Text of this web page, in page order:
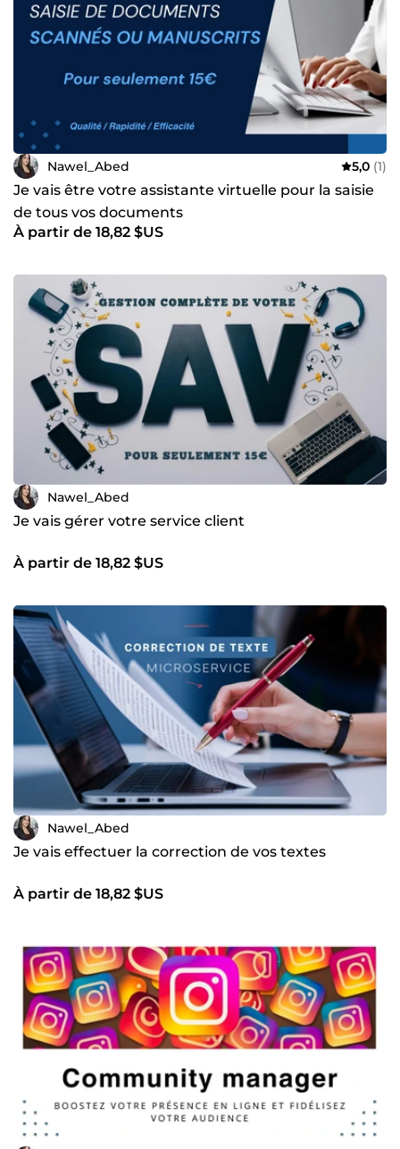
Nawel_Abed 5,0 (1)
Je vais être votre assistante virtuelle pour la saisie
de tous vos documents
À partir de 18,82 $US
Nawel_Abed
Je vais gérer votre service client
À partir de 18,82 $US
Nawel_Abed
Je vais effectuer la correction de vos textes
À partir de 18,82 $US